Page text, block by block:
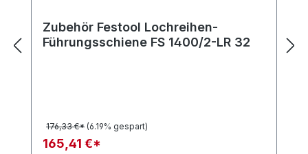
Zubehör Festool Lochreihen-
Führungsschiene FS 1400/2-LR 32
176,33 €* (6.19% gespart)
165,41 €*